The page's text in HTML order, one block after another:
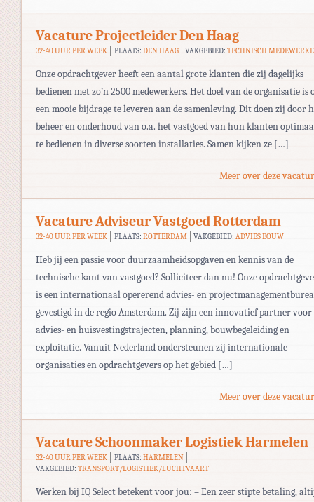
Vacature Projectleider Den Haag
32-40 UUR PER WEEK PLAATS: DEN HAAG VAKGEBIED:TECHNISCH
Onze opdrachtgever heeft een aantal grote klanten die zij dagelijks
bedienen met zo’n 2500 medewerkers. Het doel van de organisatie is
een mooie bijdrage te leveren aan de samenleving. Dit doen zij door
beheer en onderhoud van o.a. het vastgoed van hun klanten
te bedienen in diverse soorten installaties. Samen kijken ze […]
Meer over deze
Vacature Adviseur Vastgoed Rotterdam
32-40 UUR PER WEEK PLAATS: ROTTERDAM VAKGEBIED:ADVIES BOUW
Heb jij een passie voor duurzaamheidsopgaven en kennis van de
technische kant van vastgoed? Solliciteer dan nu! Onze
is een internationaal opererend advies- en
gevestigd in de regio Amsterdam. Zij zijn een innovatief partner voor
advies- en huisvestingstrajecten, planning, bouwbegeleiding en
exploitatie. Vanuit Nederland ondersteunen zij internationale
organisaties en opdrachtgevers op het gebied […]
Meer over deze
Vacature Schoonmaker Logistiek Harmelen
32-40 UUR PER WEEK PLAATS: HARMELEN
VAKGEBIED: TRANSPORT/LOGISTIEK/LUCHTVAART
Werken bij IQ Select betekent voor jou: – Een zeer stipte betaling,